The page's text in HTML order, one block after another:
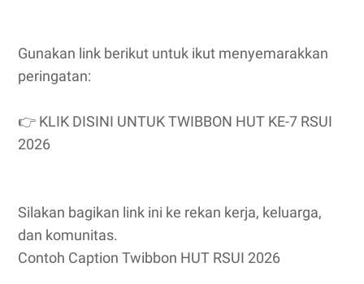
Gunakan link berikut untuk ikut menyemarakkan
peringatan:
👉 KLIK DISINI UNTUK TWIBBON HUT KE-7 RSUI
2026
Silakan bagikan link ini ke rekan kerja, keluarga,
dan komunitas.
Contoh Caption Twibbon HUT RSUI 2026